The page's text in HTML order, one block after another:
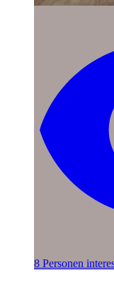
8 Personen